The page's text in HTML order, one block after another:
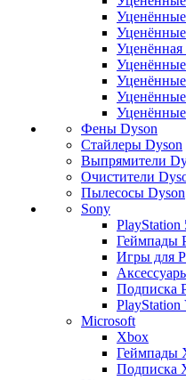
Уценённая
Фены Dyson
Стайлеры Dyson
Выпрямители
Очистители
Пылесосы Dyson
Sony
PlayStation
Геймпады
Игры для
Подписка
PlayStation
Microsoft
Xbox
Геймпады
Подписка